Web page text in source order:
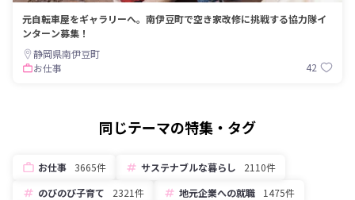
元自転車屋をギャラリーへ。南伊豆町で空き家改修に挑戦する協力隊イ
ンターン募集！
静岡県南伊豆町
お仕事
42
同じテーマの特集・タグ
お仕事 3665件 サステナブルな暮らし
2110件
のびのび子育て
2321件 地元企業への就職
1475件